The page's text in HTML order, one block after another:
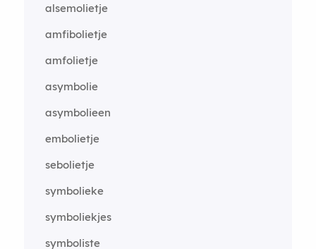
alsemolietje
amfibolietje
amfolietje
asymbolie
asymbolieen
embolietje
sebolietje
symbolieke
symboliekjes
symboliste